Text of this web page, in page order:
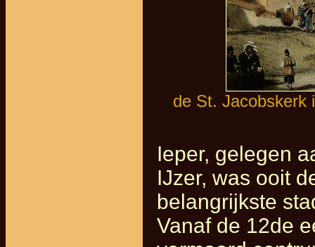
de St. Jacobskerk
Ieper, gelegen
IJzer, was ooit
belangrijkste
Vanaf de 12de